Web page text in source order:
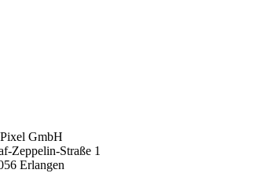
GmbH
Zeppelin-Straße 1
Erlangen